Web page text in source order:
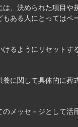
、決められた項目や
ある人にとってはペ
るようにリセットす
に関して具体的に葬
メッセ－ジとして活